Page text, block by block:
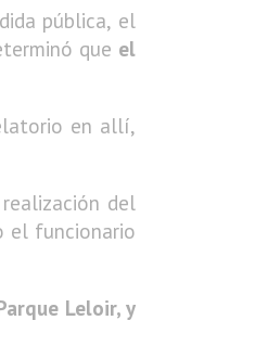
pública, el
que el
en allí,
del
el funcionario
Leloir, y